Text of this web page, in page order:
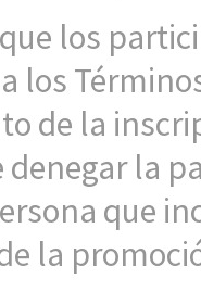
los
los
de la
denegar la
que
la